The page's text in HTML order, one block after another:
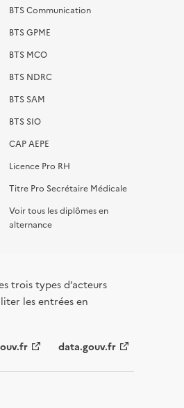
BTS Communication
BTS GPME
BTS MCO
BTS NDRC
BTS SAM
BTS SIO
CAP AEPE
Licence Pro RH
Titre Pro Secrétaire Médicale
Voir tous les diplômes en
alternance
trois types d’acteurs
les entrées en
data.gouv.fr